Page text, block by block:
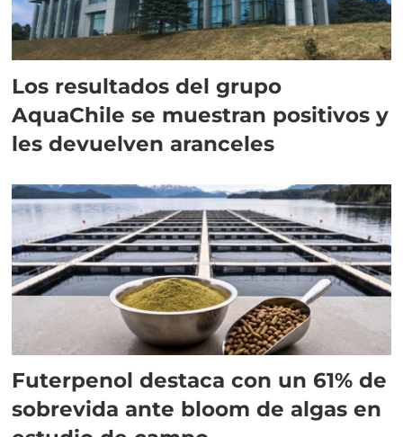
Los resultados del grupo
AquaChile se muestran positivos y
les devuelven aranceles
Futerpenol destaca con un 61% de
sobrevida ante bloom de algas en